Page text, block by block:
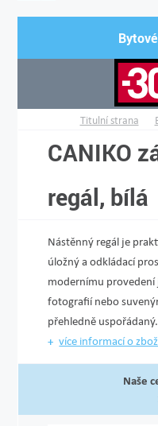
Titulní strana
CANIKO
regál, bílá
Nástěnný regál je
úložný a odkládací
modernímu provedení
fotografií nebo
přehledně
více informací o
Naše